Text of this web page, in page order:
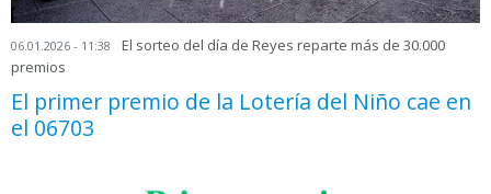
06.01.2026 - 11:38
El sorteo del día de Reyes reparte más de 30.000
premios
El primer premio de la Lotería del Niño cae en
el 06703